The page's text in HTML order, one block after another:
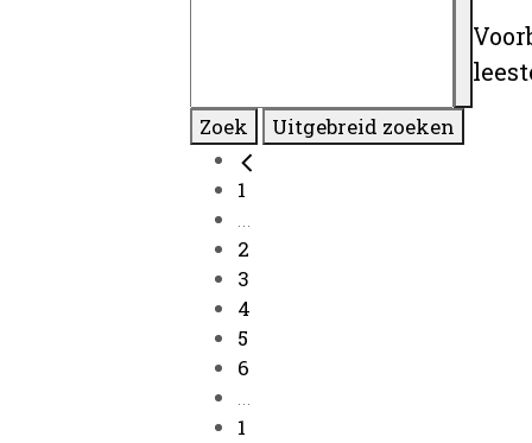
Zoek Uitgebreid zoeken
1
...
2
3
4
5
6
...
1